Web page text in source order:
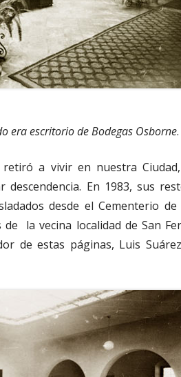
era escritorio de Bodegas Osborne.
a vivir en nuestra
descendencia. En 1983, sus
desde el Cementerio
la vecina localidad de San
de estas páginas, Luis